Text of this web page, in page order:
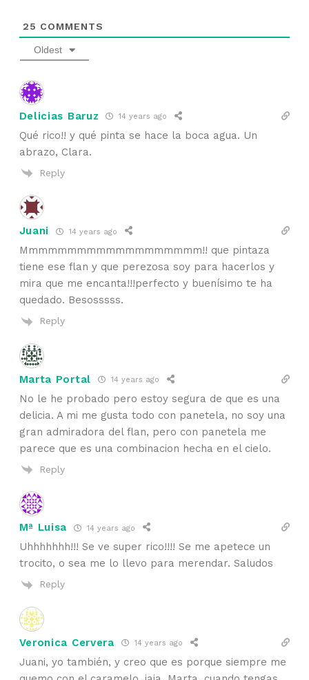
25 COMMENTS
Oldest
Delicias Baruz 14 years ago
Qué rico!! y qué pinta se hace la boca agua. Un
abrazo, Clara.
Reply
Juani 14 years ago
Mmmmmmmmmmmmmmmmmmm!! que pintaza
tiene ese flan y que perezosa soy para hacerlos y
mira que me encanta!!!perfecto y buenísimo te ha
quedado. Besosssss.
Reply
Marta Portal 14 years ago
No le he probado pero estoy segura de que es una
delicia. A mi me gusta todo con panetela, no soy una
gran admiradora del flan, pero con panetela me
parece que es una combinacion hecha en el cielo.
Reply
Mª Luisa 14 years ago
Uhhhhhhh!!! Se ve super rico!!!! Se me apetece un
trocito, o sea me lo llevo para merendar. Saludos
Reply
Veronica Cervera 14 years ago
Juani, yo también, y creo que es porque siempre me